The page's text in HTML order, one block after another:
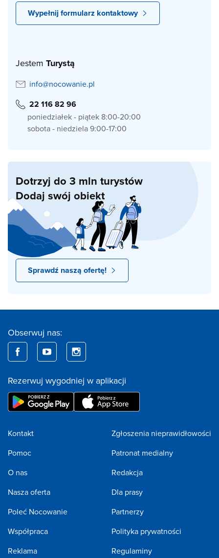
Wypełnij formularz kontaktowy
Jestem Turystą
info@nocowanie.pl
22 116 82 96
poniedziałek - piątek 8:00-20:00
sobota - niedziela 9:00-17:00
Dotrzyj do 3 mln turystów
Dodaj swój obiekt
Sprawdź naszą ofertę!
Obserwuj nas:
Rezerwuj wygodniej w aplikacji
Kontakt
Pomoc
O nas
Nasza oferta
Poleć Nocowanie
Współpraca
Reklama
Zgłoszenia nieprawidłowości
Patronat medialny
Redakcja
Dla prasy
Partnerzy
Polityka prywatności
Regulaminy